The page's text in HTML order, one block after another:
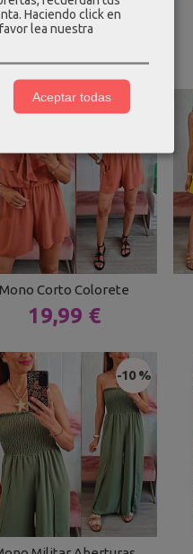
Hombreras Rayas
Beige
Mono Corto Colorete
19,99 €
-10 %
Haciendo click en
lea nuestra
Aceptar todas